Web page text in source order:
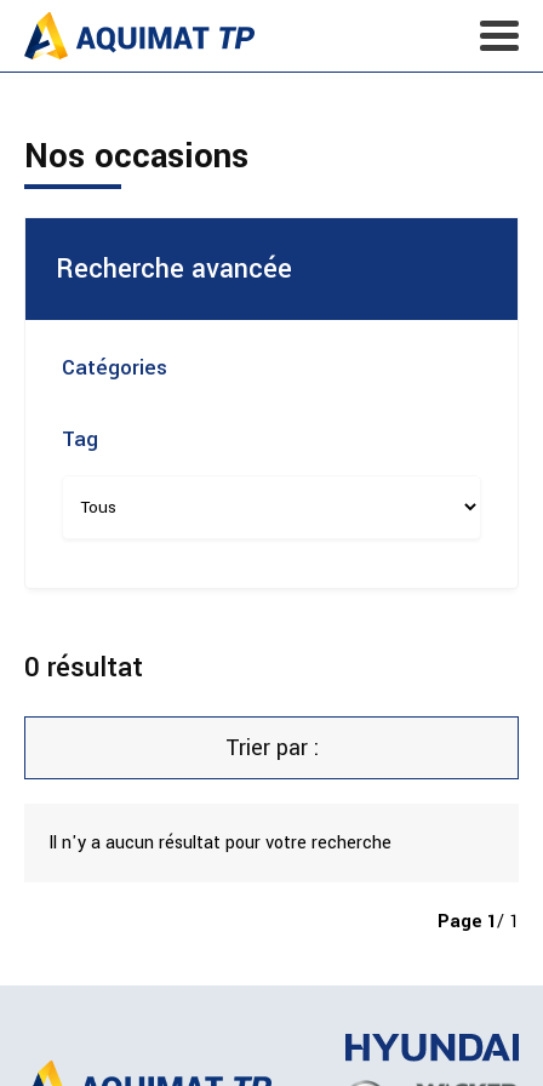
Nos occasions
Recherche avancée
Catégories
Tag
0 résultat
Trier par :
Il n'y a aucun résultat pour votre recherche
Page 1/ 1